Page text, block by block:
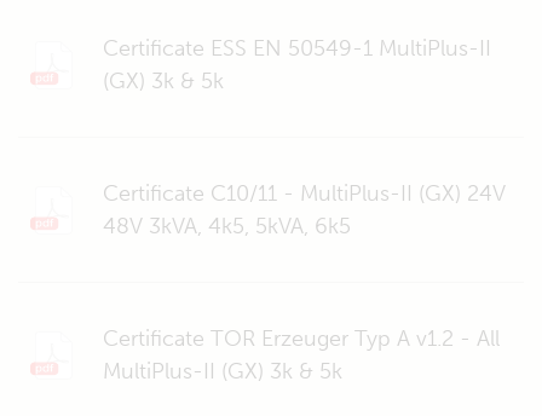
Certificate ESS EN 50549-1 MultiPlus-II
(GX) 3k & 5k
Certificate C10/11 - MultiPlus-II (GX) 24V
48V 3kVA, 4k5, 5kVA, 6k5
Certificate TOR Erzeuger Typ A v1.2 - All
MultiPlus-II (GX) 3k & 5k